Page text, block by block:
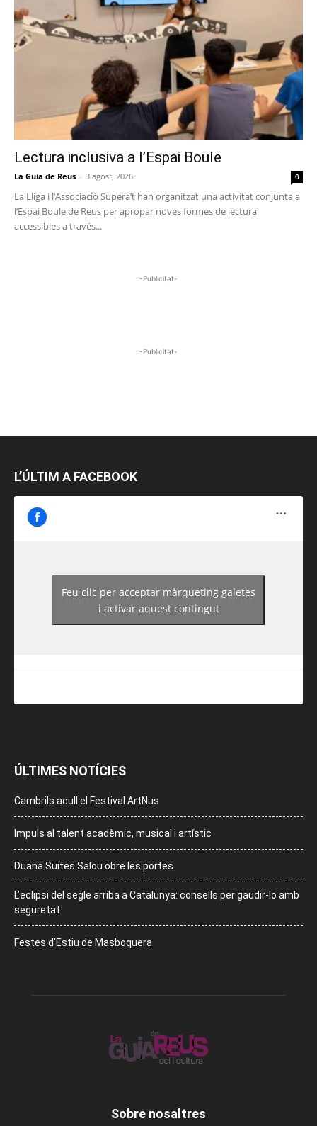
Lectura inclusiva a l’Espai Boule
La Guia de Reus - 3 agost, 2026 0
La Lliga i l’Associació Supera’t han organitzat una activitat conjunta a
l’Espai Boule de Reus per apropar noves formes de lectura
accessibles a través...
-Publicitat-
-Publicitat-
L’ÚLTIM A FACEBOOK
https://www.facebook.com/guiadereus/
Feu clic per acceptar màrqueting galetes
i activar aquest contingut
ÚLTIMES NOTÍCIES
Cambrils acull el Festival ArtNus
Impuls al talent acadèmic, musical i artístic
Duana Suites Salou obre les portes
L’eclipsi del segle arriba a Catalunya: consells per gaudir-lo amb
seguretat
Festes d’Estiu de Masboquera
Sobre nosaltres